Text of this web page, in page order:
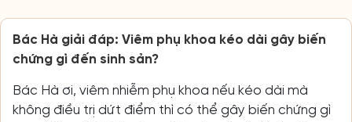
Bác Hà giải đáp: Viêm phụ khoa kéo dài gây biến
chứng gì đến sinh sản?
Bác Hà ơi, viêm nhiễm phụ khoa nếu kéo dài mà
không điều trị dứt điểm thì có thể gây biến chứng gì